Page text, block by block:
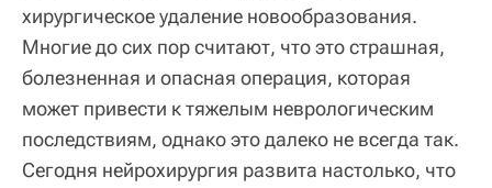
хирургическое удаление новообразования.
Многие до сих пор считают, что это страшная,
болезненная и опасная операция, которая
может привести к тяжелым неврологическим
последствиям, однако это далеко не всегда так.
Сегодня нейрохирургия развита настолько, что